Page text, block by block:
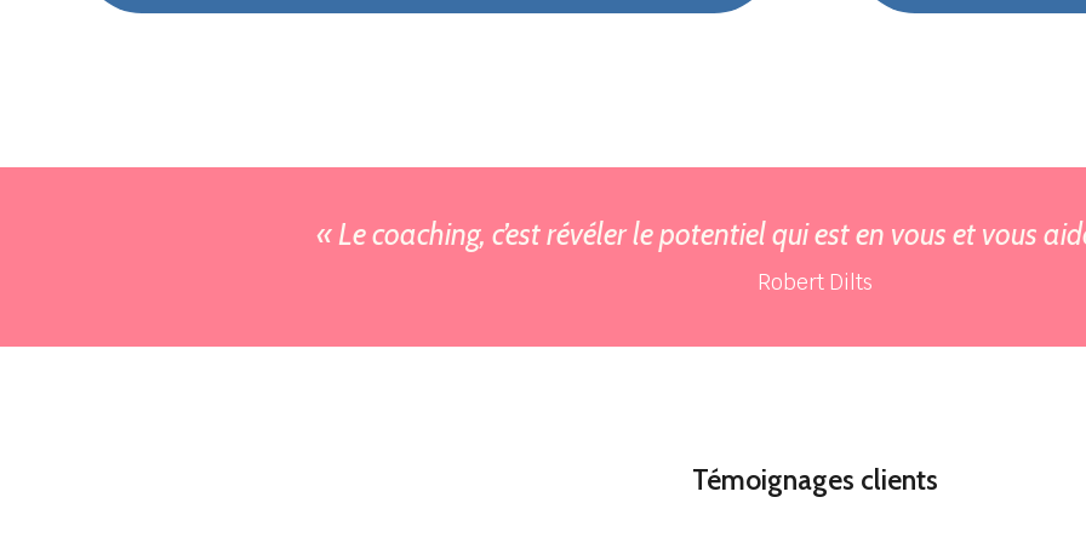
« Le coaching, c’est révéler le potentiel qui est en vous et vous
Robert Dilts
Témoignages clients